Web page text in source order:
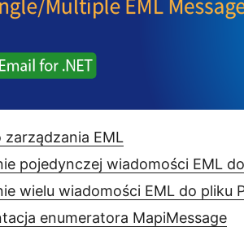
zarządzania EML
pojedynczej wiadomości EML
wielu wiadomości EML do pliku
enumeratora MapiMessage